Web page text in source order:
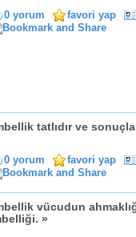
0 yorum favori yap
tatlıdır ve
0 yorum favori yap
vücudun
»